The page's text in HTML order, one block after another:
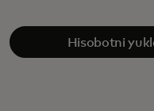
Hisobotni